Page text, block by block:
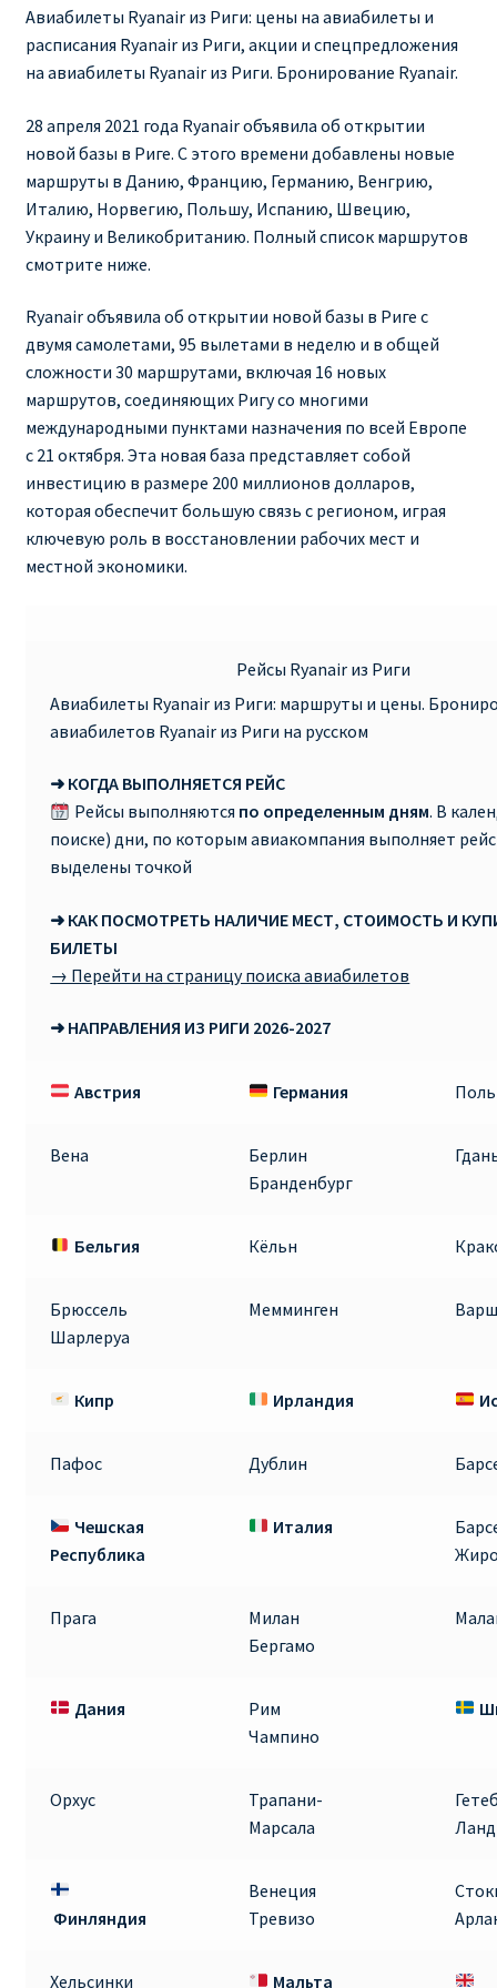
Ryanair изменить дату
Ryanair изменить фамилию
Ryanair Испания
RYANAIR ИТАЛИЯ
RYANAIR КУПИТЬ БИЛЕТЫ ENGLISH
Ryanair онлайн регистрация
Ryanair ошибка в фамилии, имени
Ryanair пересадки
RYANAIR ПОДГОРИЦА, ЧЕРНОГОРИЯ
RYANAIR ПОСАДОЧНЫЙ ТАЛОН – BOARDING PASS
Ryanair Россия
RYANAIR ТЕЛЬ-АВИВ, ЭЙЛАТ, ИЗРАИЛЬ
Ryanair Україна из Киева, Одессы, Львова, Харькова,
Херсона от € 15
RYANAIR.COM НА РУССКОМ – кнфтфшкюсщь
Авиабилеты Ryanair на Тенерифе от €15
АВИАБИЛЕТЫ RYANAIR ОТ € 12
Акции RYANAIR из Варшавы
Акции RYANAIR из Вильнюса
Барселона
БИЛЕТЫ RYANAIR | ПОИСК ЛУЧШЕЙ ЦЕНЫ |
БИЛЕТЫ RYANAIR НА ЗАВТРА КУПИТЬ ОНЛАЙН
ДЕШЕВЫЕ АВИАБИЛЕТЫ В БЕРЛИН
ДЕШЕВЫЕ АВИАБИЛЕТЫ В БУХАРЕСТ
Авиабилеты Ryanair из Риги: цены на авиабилеты и
расписания Ryanair из Риги, акции и спецпредложения
на авиабилеты Ryanair из Риги. Бронирование Ryanair.
28 апреля 2021 года Ryanair объявила об открытии
новой базы в Риге. С этого времени добавлены новые
маршруты в Данию, Францию, Германию, Венгрию,
Италию, Норвегию, Польшу, Испанию, Швецию,
Украину и Великобританию. Полный список маршрутов
смотрите ниже.
Ryanair объявила об открытии новой базы в Риге с
двумя самолетами, 95 вылетами в неделю и в общей
сложности 30 маршрутами, включая 16 новых
маршрутов, соединяющих Ригу со многими
международными пунктами назначения по всей Европе
с 21 октября. Эта новая база представляет собой
инвестицию в размере 200 миллионов долларов,
которая обеспечит большую связь с регионом, играя
ключевую роль в восстановлении рабочих мест и
местной экономики.
Рейсы Ryanair из Риги
Авиабилеты Ryanair из Риги: маршруты и цены.
авиабилетов Ryanair из Риги на русском
➜ КОГДА ВЫПОЛНЯЕТСЯ РЕЙС
Рейсы выполняются по определенным дням. В
поиске) дни, по которым авиакомпания выполняет
выделены точкой
➜ КАК ПОСМОТРЕТЬ НАЛИЧИЕ МЕСТ, СТОИМОСТЬ И
БИЛЕТЫ
→ Перейти на страницу поиска авиабилетов
➜ НАПРАВЛЕНИЯ ИЗ РИГИ 2026-2027
Австрия Германия
Вена
Берлин
Бранденбург
Бельгия Кёльн
Брюссель
Шарлеруа
Мемминген
Кипр Ирландия
Пафос Дублин
Чешская
Республика
Италия
Прага
Милан
Бергамо
Дания
Рим
Чампино
Орхус
Трапани-
Марсала
Финляндия
Венеция
Тревизо
Хельсинки Мальта